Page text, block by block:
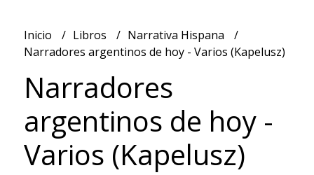
Inicio Libros
Narrativa Hispana
Narradores argentinos de hoy - Varios (Kapelusz)
Narradores
argentinos de hoy -
Varios (Kapelusz)